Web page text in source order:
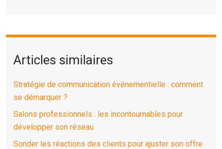
Articles similaires
Stratégie de communication événementielle : comment
se démarquer ?
Salons professionnels : les incontournables pour
développer son réseau
Sonder les réactions des clients pour ajuster son offre